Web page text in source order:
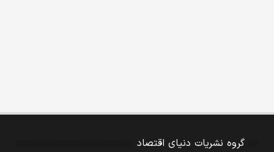
گروه نشریات دنیای اقتصاد